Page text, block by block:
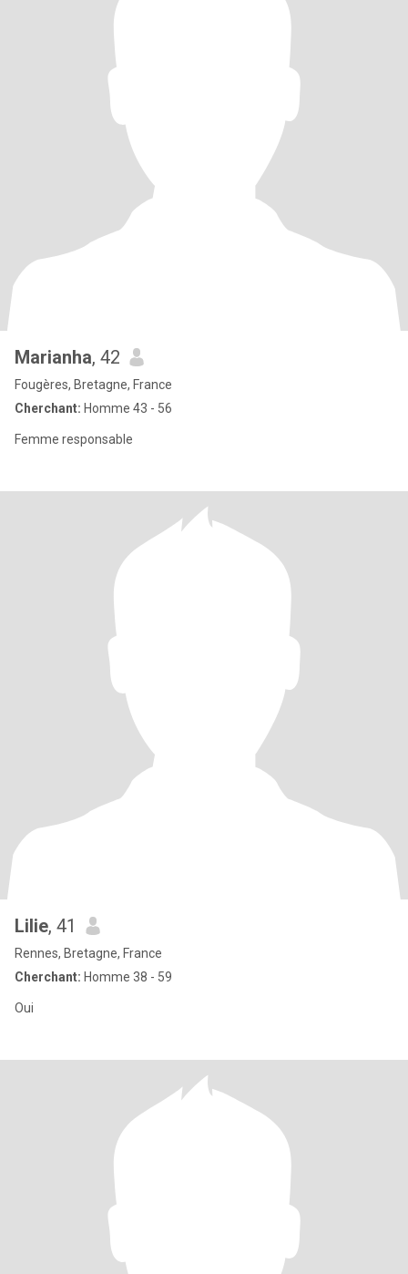
Marianha, 42
Fougères, Bretagne, France
Cherchant: Homme 43 - 56
Femme responsable
Lilie, 41
Rennes, Bretagne, France
Cherchant: Homme 38 - 59
Oui